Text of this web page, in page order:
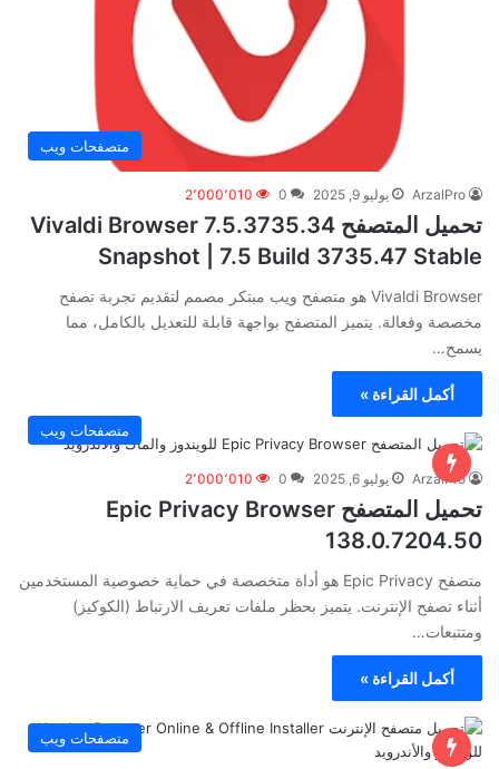
متصفحات ويب
ArzalPro يوليو 9, 2025 0 2٬000٬010
تحميل المتصفح Vivaldi Browser 7.5.3735.34
Snapshot | 7.5 Build 3735.47 Stable
Vivaldi Browser هو متصفح ويب مبتكر مصمم لتقديم تجربة تصفح
مخصصة وفعالة. يتميز المتصفح بواجهة قابلة للتعديل بالكامل، مما
يسمح…
أكمل القراءة »
متصفحات ويب
ArzalPro يوليو 6, 2025 0 2٬000٬010
تحميل المتصفح Epic Privacy Browser
138.0.7204.50
متصفح Epic Privacy هو أداة متخصصة في حماية خصوصية المستخدمين
أثناء تصفح الإنترنت. يتميز بحظر ملفات تعريف الارتباط (الكوكيز)
ومتتبعات…
أكمل القراءة »
متصفحات ويب